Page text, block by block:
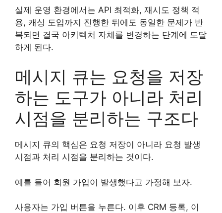
실제 운영 환경에서는 API 최적화, 재시도 정책 적
용, 캐싱 도입까지 진행한 뒤에도 동일한 문제가 반
복되면 결국 아키텍처 자체를 변경하는 단계에 도달
하게 된다.
메시지 큐는 요청을 저장
하는 도구가 아니라 처리
시점을 분리하는 구조다
메시지 큐의 핵심은 요청 저장이 아니라 요청 발생
시점과 처리 시점을 분리하는 것이다.
예를 들어 회원 가입이 발생했다고 가정해 보자.
사용자는 가입 버튼을 누른다. 이후 CRM 등록, 이